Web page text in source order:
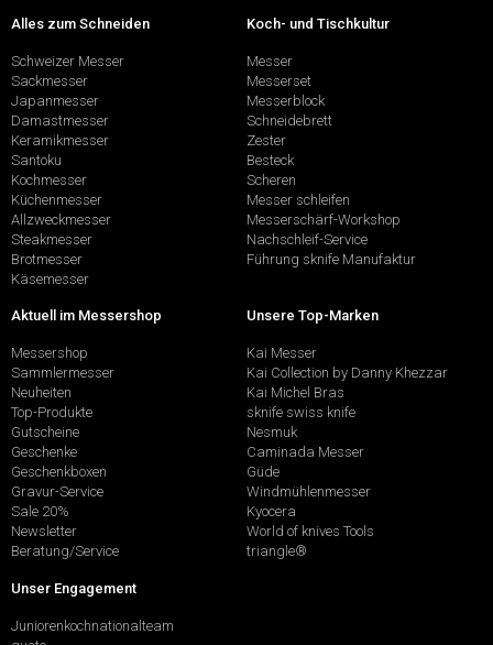
Alles zum Schneiden
Schweizer Messer
Sackmesser
Japanmesser
Damastmesser
Keramikmesser
Santoku
Kochmesser
Küchenmesser
Allzweckmesser
Steakmesser
Brotmesser
Käsemesser
Koch- und Tischkultur
Messer
Messerset
Messerblock
Schneidebrett
Zester
Besteck
Scheren
Messer schleifen
Messerschärf-Workshop
Nachschleif-Service
Führung sknife Manufaktur
Aktuell im Messershop
Messershop
Sammlermesser
Neuheiten
Top-Produkte
Gutscheine
Geschenke
Geschenkboxen
Gravur-Service
Sale 20%
Newsletter
Beratung/Service
Unsere Top-Marken
Kai Messer
Kai Collection by Danny Khezzar
Kai Michel Bras
sknife swiss knife
Nesmuk
Caminada Messer
Güde
Windmühlenmesser
Kyocera
World of knives Tools
triangle®
Unser Engagement
Juniorenkochnationalteam